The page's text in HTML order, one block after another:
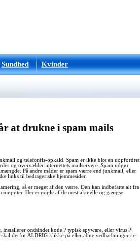
Sundhed Kvinder
at drukne i spam mails
og telefonfis-opkald. Spam er ikke blot en uopfordret
og overvælder internettets mailservere. Spam udgør
På andre måder er spam værre end junkmail, eller
links til bedrageriske hjemmesider.
så er meget af den værre. Den kan indbefatte alt fra
Her er nogle af de mest aktuelle og gængse
ondsindet kode ? typisk spyware, eller virus ?
derfor ALDRIG klikke på eller åbne vedhæftninger i e-